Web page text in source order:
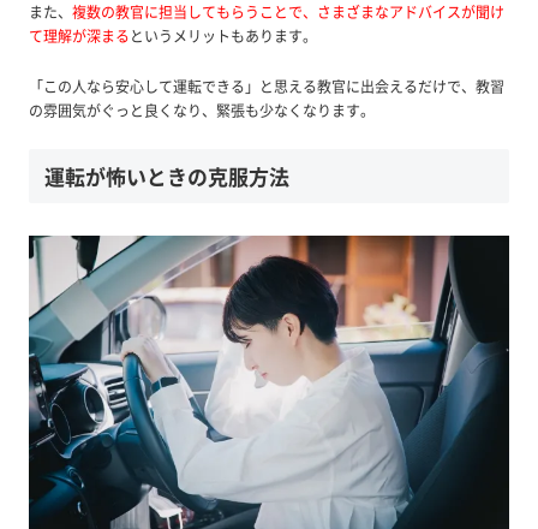
また、 複数の教官に担当してもらうことで、さまざまなアドバイスが聞け
て理解が深まるというメリットもあります。
「この人なら安心して運転できる」と思える教官に出会えるだけで、教習
の雰囲気がぐっと良くなり、緊張も少なくなります。
運転が怖いときの克服方法